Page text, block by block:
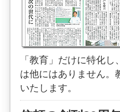
「教育」だけに特化
は他にはありません。
いたします。